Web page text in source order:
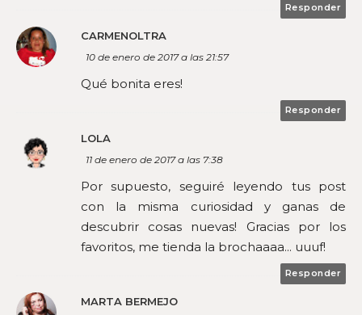
Responder
CARMENOLTRA
10 de enero de 2017 a las 21:57
Qué bonita eres!
Responder
LOLA
11 de enero de 2017 a las 7:38
Por supuesto, seguiré leyendo tus post
con la misma curiosidad y ganas de
descubrir cosas nuevas! Gracias por los
favoritos, me tienda la brochaaaa... uuuf!
Responder
MARTA BERMEJO